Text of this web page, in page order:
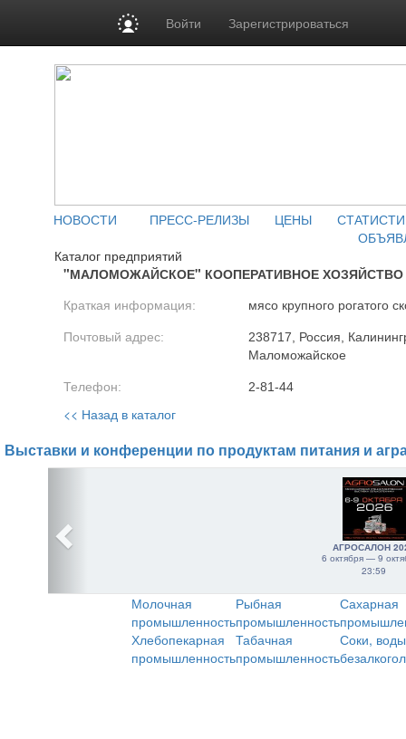
Войти Зарегистрироваться
НОВОСТИ ПРЕСС-РЕЛИЗЫ ЦЕНЫ
Каталог предприятий
"МАЛОМОЖАЙСКОЕ" КООПЕРАТИВНОЕ ХОЗЯЙСТВО
Краткая информация: мясо крупного рогатого
Почтовый адрес:
238717, Россия,
Маломожайское
Телефон: 2-81-44
<< Назад в каталог
Выставки и конференции по продуктам питания и
АГРОСАЛОН
6 октября — 9
23:59
Молочная
промышленность
Рыбная
промышленность
Сахарная
Хлебопекарная
промышленность
Табачная
промышленность
Соки,